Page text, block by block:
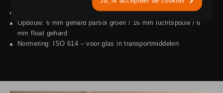
Glastype: Gehard parsol groen isolatieglas
Opbouw: 6 mm gehard parsol groen / 16 mm luchtspouw / 6
mm float gehard
Normering: ISO 614 – voor glas in transportmiddelen